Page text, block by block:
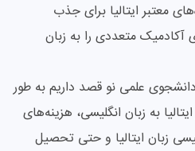
معتبر ایتالیا برای جذب
آکادمیک متعددی را به زبان
علمی نو قصد داریم به طور
به زبان انگلیسی، هزینه‌های
زبان ایتالیا و حتی تحصیل